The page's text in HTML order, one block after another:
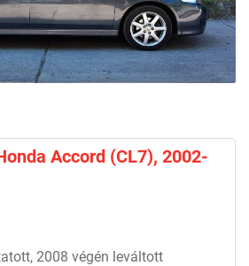
Accord (CL7), 2002-
2008 végén leváltott